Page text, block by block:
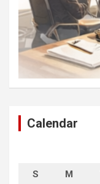
Calendar
S M